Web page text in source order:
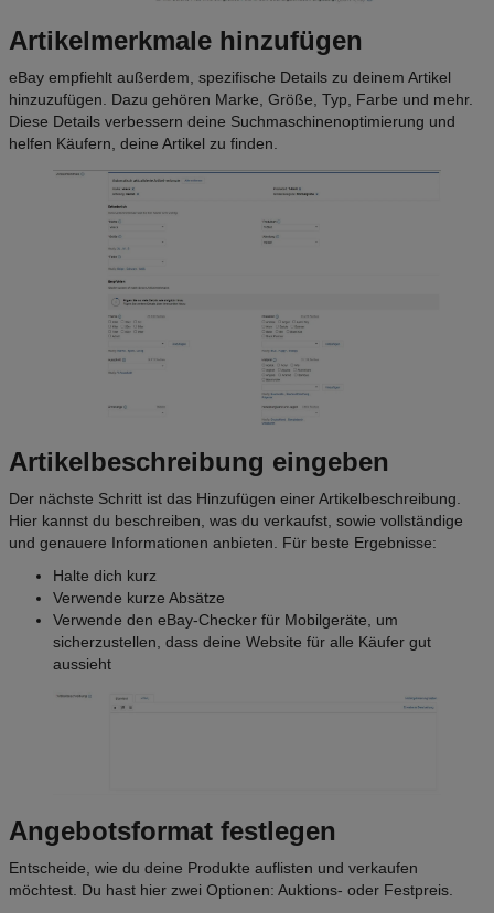
Artikelmerkmale hinzufügen
eBay empfiehlt außerdem, spezifische Details zu deinem Artikel
hinzuzufügen. Dazu gehören Marke, Größe, Typ, Farbe und mehr.
Diese Details verbessern deine Suchmaschinenoptimierung und
helfen Käufern, deine Artikel zu finden.
Artikelbeschreibung eingeben
Der nächste Schritt ist das Hinzufügen einer Artikelbeschreibung.
Hier kannst du beschreiben, was du verkaufst, sowie vollständige
und genauere Informationen anbieten. Für beste Ergebnisse:
Halte dich kurz
Verwende kurze Absätze
Verwende den eBay-Checker für Mobilgeräte, um
sicherzustellen, dass deine Website für alle Käufer gut
aussieht
Angebotsformat festlegen
Entscheide, wie du deine Produkte auflisten und verkaufen
möchtest. Du hast hier zwei Optionen: Auktions- oder Festpreis.